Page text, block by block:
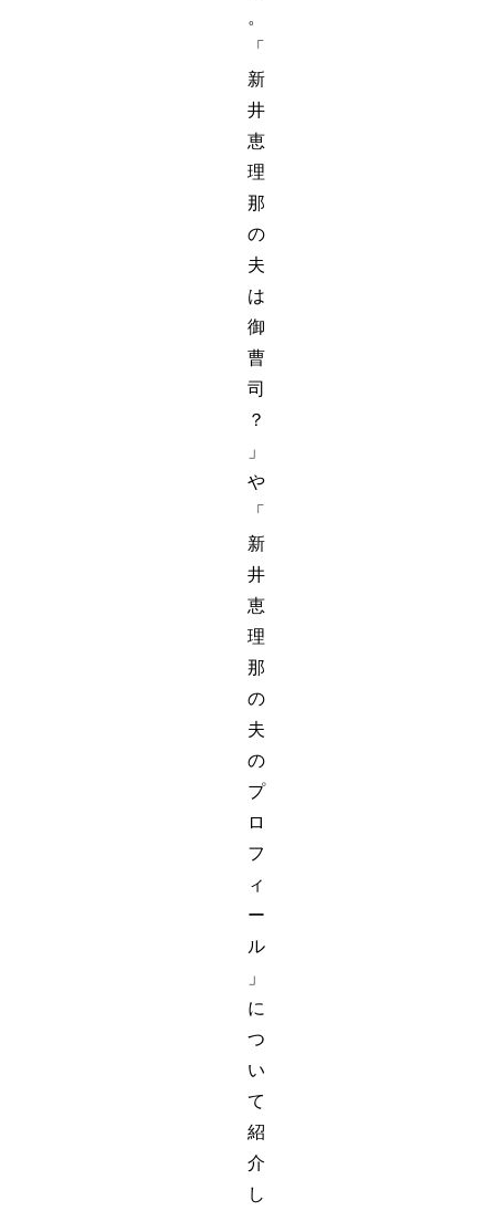
。
「
新
井
恵
理
那
の
夫
は
御
曹
司
？
」
や
「
新
井
恵
理
那
の
夫
の
プ
ロ
フ
ィ
ー
ル
」
に
つ
い
て
紹
介
し